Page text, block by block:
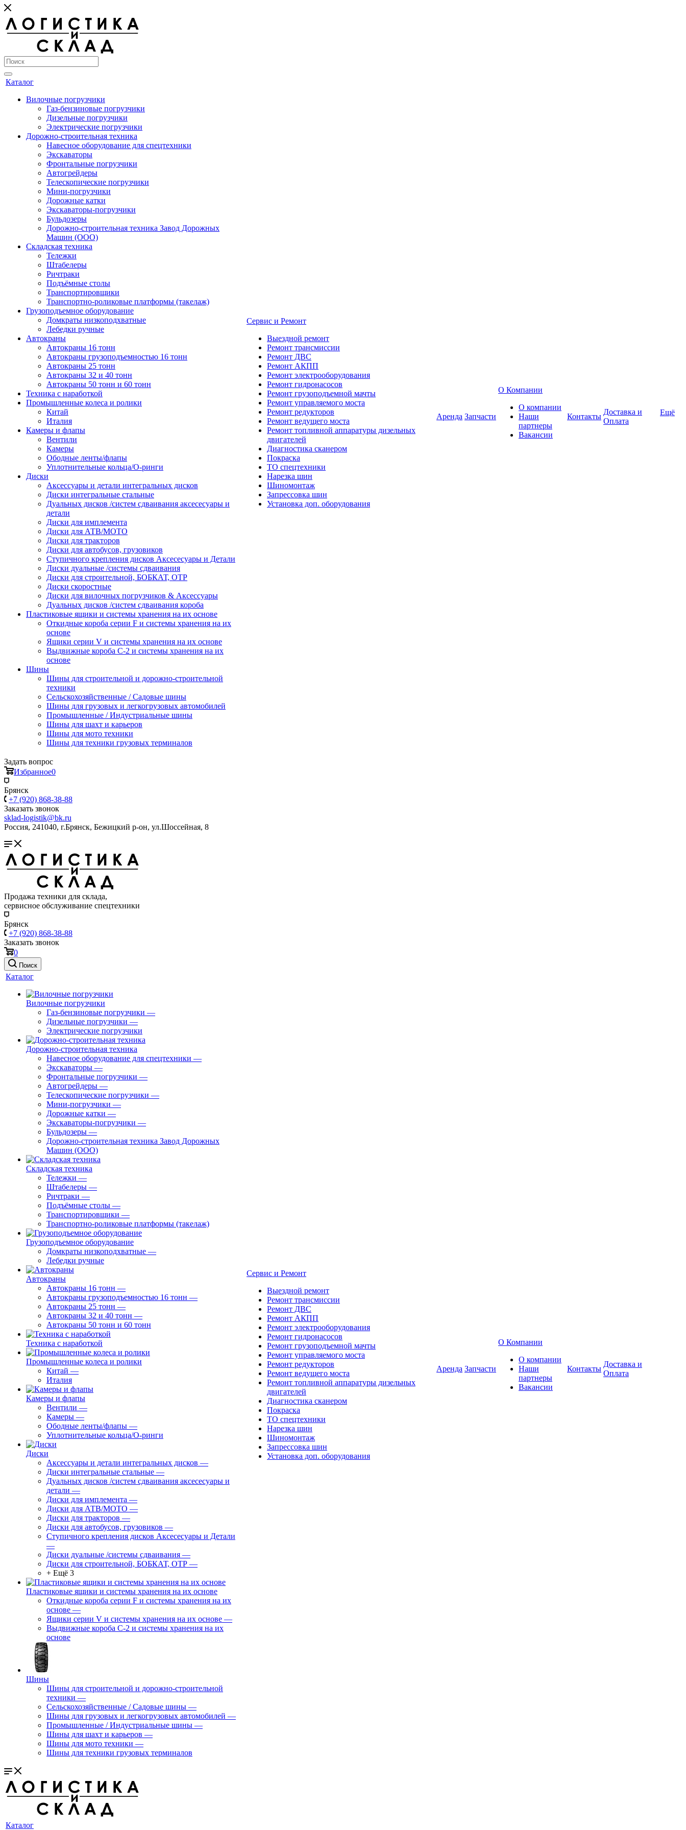
Каталог
Вилочные погрузчики
Газ-бензиновые погрузчики
Дизельные погрузчики
Электрические погрузчики
Дорожно-строительная техника
Навесное оборудование для спецтехники
Экскаваторы
Фронтальные погрузчики
Автогрейдеры
Телескопические погрузчики
Мини-погрузчики
Дорожные катки
Экскаваторы-погрузчики
Бульдозеры
Дорожно-строительная техника Завод Дорожных
Машин (ООО)
Складская техника
Тележки
Штабелеры
Ричтраки
Подъёмные столы
Транспортировщики
Транспортно-роликовые платформы (такелаж)
Грузоподъемное оборудование
Домкраты низкоподхватные
Лебедки ручные
Автокраны
Автокраны 16 тонн
Автокраны грузоподъемностью 16 тонн
Автокраны 25 тонн
Автокраны 32 и 40 тонн
Автокраны 50 тонн и 60 тонн
Техника с наработкой
Промышленные колеса и ролики
Китай
Италия
Камеры и флапы
Вентили
Камеры
Ободные ленты/флапы
Уплотнительные кольца/О-ринги
Диски
Аксессуары и детали интегральных дисков
Диски интегральные стальные
Дуальных дисков /систем сдваивания аксесесуары и
детали
Диски для имплемента
Диски для АТВ/МОТО
Диски для тракторов
Диски для автобусов, грузовиков
Ступичного крепления дисков Аксесесуары и Детали
Диски дуальные /системы сдваивания
Диски для строительной, БОБКАТ, ОТР
Диски скоростные
Диски для вилочных погрузчиков & Аксессуары
Дуальных дисков /систем сдваивания короба
Пластиковые ящики и системы хранения на их основе
Откидные короба серии F и системы хранения на их
основе
Ящики серии V и системы хранения на их основе
Выдвижные короба С-2 и системы хранения на их
основе
Шины
Шины для строительной и дорожно-строительной
техники
Сельскохозяйственные / Садовые шины
Шины для грузовых и легкогрузовых автомобилей
Промышленные / Индустриальные шины
Шины для шахт и карьеров
Шины для мото техники
Шины для техники грузовых терминалов
Сервис и Ремонт
Выездной ремонт
Ремонт трансмиссии
Ремонт ДВС
Ремонт АКПП
Ремонт электрооборудования
Ремонт гидронасосов
Ремонт грузоподъемной мачты
Ремонт управляемого моста
Ремонт редукторов
Ремонт ведущего моста
Ремонт топливной аппаратуры дизельных
двигателей
Диагностика сканером
Покраска
ТО спецтехники
Нарезка шин
Шиномонтаж
Запрессовка шин
Установка доп. оборудования
Аренда Запчасти
О Компании
О компании
Наши
партнеры
Вакансии
Контакты
Доставка и
Оплата
Ещё
Задать вопрос
Избранное0
Брянск
+7 (920) 868-38-88
Заказать звонок
sklad-logistik@bk.ru
Россия, 241040, г.Брянск, Бежицкий р-он, ул.Шоссейная, 8
Продажа техники для склада,
сервисное обслуживание спецтехники
Брянск
+7 (920) 868-38-88
Заказать звонок
0
Поиск
Каталог
Вилочные погрузчики
Газ-бензиновые погрузчики —
Дизельные погрузчики —
Электрические погрузчики
Дорожно-строительная техника
Навесное оборудование для спецтехники —
Экскаваторы —
Фронтальные погрузчики —
Автогрейдеры —
Телескопические погрузчики —
Мини-погрузчики —
Дорожные катки —
Экскаваторы-погрузчики —
Бульдозеры —
Дорожно-строительная техника Завод Дорожных
Машин (ООО)
Складская техника
Тележки —
Штабелеры —
Ричтраки —
Подъёмные столы —
Транспортировщики —
Транспортно-роликовые платформы (такелаж)
Грузоподъемное оборудование
Домкраты низкоподхватные —
Лебедки ручные
Автокраны
Автокраны 16 тонн —
Автокраны грузоподъемностью 16 тонн —
Автокраны 25 тонн —
Автокраны 32 и 40 тонн —
Автокраны 50 тонн и 60 тонн
Техника с наработкой
Промышленные колеса и ролики
Китай —
Италия
Камеры и флапы
Вентили —
Камеры —
Ободные ленты/флапы —
Уплотнительные кольца/О-ринги
Диски
Аксессуары и детали интегральных дисков —
Диски интегральные стальные —
Дуальных дисков /систем сдваивания аксесесуары и
детали —
Диски для имплемента —
Диски для АТВ/МОТО —
Диски для тракторов —
Диски для автобусов, грузовиков —
Ступичного крепления дисков Аксесесуары и Детали
—
Диски дуальные /системы сдваивания —
Диски для строительной, БОБКАТ, ОТР —
+ Ещё 3
Пластиковые ящики и системы хранения на их основе
Откидные короба серии F и системы хранения на их
основе —
Ящики серии V и системы хранения на их основе —
Выдвижные короба С-2 и системы хранения на их
основе
Шины
Шины для строительной и дорожно-строительной
техники —
Сельскохозяйственные / Садовые шины —
Шины для грузовых и легкогрузовых автомобилей —
Промышленные / Индустриальные шины —
Шины для шахт и карьеров —
Шины для мото техники —
Шины для техники грузовых терминалов
Сервис и Ремонт
Выездной ремонт
Ремонт трансмиссии
Ремонт ДВС
Ремонт АКПП
Ремонт электрооборудования
Ремонт гидронасосов
Ремонт грузоподъемной мачты
Ремонт управляемого моста
Ремонт редукторов
Ремонт ведущего моста
Ремонт топливной аппаратуры дизельных
двигателей
Диагностика сканером
Покраска
ТО спецтехники
Нарезка шин
Шиномонтаж
Запрессовка шин
Установка доп. оборудования
Аренда Запчасти
О Компании
О компании
Наши
партнеры
Вакансии
Контакты
Доставка и
Оплата
Каталог